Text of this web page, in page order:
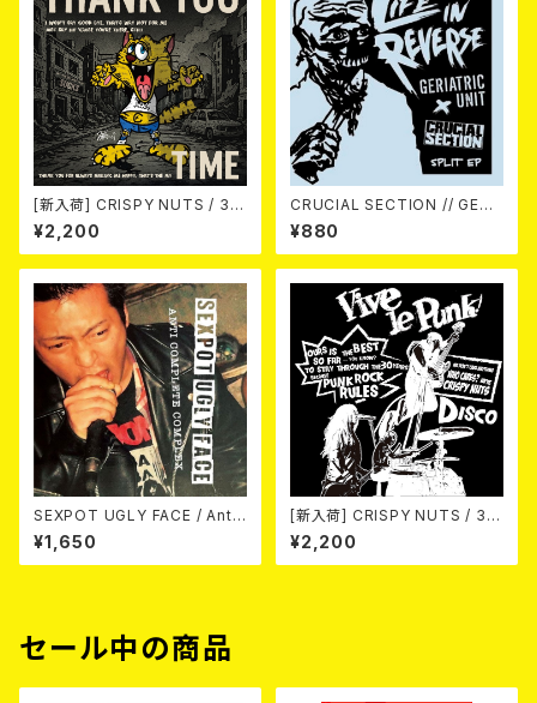
[新入荷] CRISPY NUTS / 30t
h Anniversary Vol.1 (7"EP)
¥2,200
CRUCIAL SECTION // GERI
ATRIC UNIT / Life In Rever
¥880
SEXPOT UGLY FACE / Anti
¥1,650
[新入荷] CRISPY NUTS / 30t
h Anniversary Vol.2 (7"EP)
¥2,200
セール中の商品